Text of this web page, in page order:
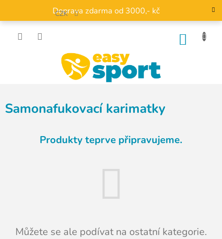
obsah
Doprava zdarma od 3000,- kč
CZK
Samonafukovací karimatky
Produkty teprve připravujeme.
Můžete se ale podívat na ostatní kategorie.